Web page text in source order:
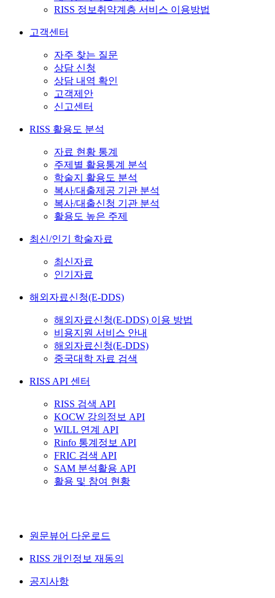
RISS 정보취약계층 서비스 이용방법
고객센터
자주 찾는 질문
상담 신청
상담 내역 확인
고객제안
신고센터
RISS 활용도 분석
자료 현황 통계
주제별 활용통계 분석
학술지 활용도 분석
복사/대출제공 기관 분석
복사/대출신청 기관 분석
활용도 높은 주제
최신/인기 학술자료
최신자료
인기자료
해외자료신청(E-DDS)
해외자료신청(E-DDS) 이용 방법
비용지원 서비스 안내
해외자료신청(E-DDS)
중국대학 자료 검색
RISS API 센터
RISS 검색 API
KOCW 강의정보 API
WILL 연계 API
Rinfo 통계정보 API
FRIC 검색 API
SAM 분석활용 API
활용 및 참여 현황
원문뷰어 다운로드
RISS 개인정보 재동의
공지사항